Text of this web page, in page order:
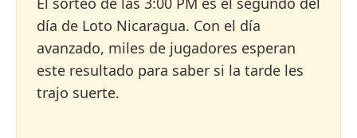
día de Loto Nicaragua. Con el día
avanzado, miles de jugadores esperan
este resultado para saber si la tarde les
trajo suerte.